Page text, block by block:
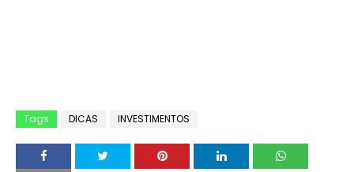
Tags DICAS INVESTIMENTOS